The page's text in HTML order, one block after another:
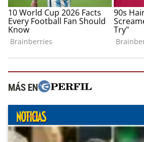
MÁS EN